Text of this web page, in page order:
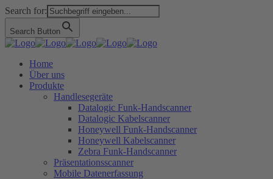
Search for:
Search Button
Home
Über uns
Produkte
Handlesegeräte
Datalogic Funk-Handscanner
Datalogic Kabelscanner
Honeywell Funk-Handscanner
Honeywell Kabelscanner
Zebra Funk-Handscanner
Präsentationsscanner
Mobile Datenerfassung